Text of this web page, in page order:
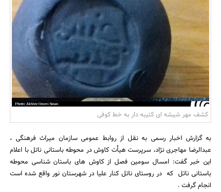
بانک، بیمه و سرمایه
مسکن و ساختمان
کشف مهر شیشه ای کتیبه دار به خط کوفی
به گزارش اخبار رسمی به نقل از روابط عمومی سازمان میراث فرهنگی ،
عبدالرضا مهاجری نژاد، سرپرست هیأت کاوش در محوطه باستانی ناتل با اعلام
این خبر گفت: امسال سومین فصل از کاوش های باستان شناسی محوطه
باستانی ناتل که در روستای ناتل کنار علیا در شهرستان نور واقع شده است
انجام گرفت .